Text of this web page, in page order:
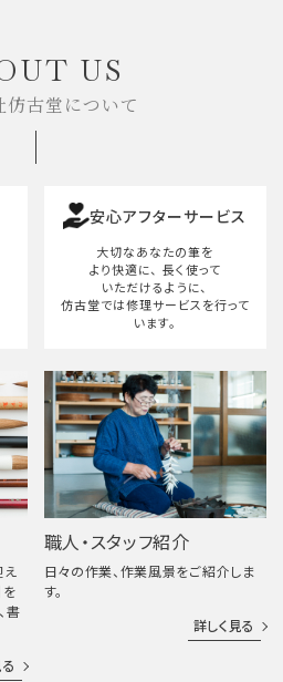
検索する
US
仿古堂について
安心アフターサービス
大切なあなたの筆を
より快適に、 長く使って
いただけるように、
仿古堂では修理サービスを行って
います。
え
を
書
職人・スタッフ紹介
日々の作業、作業風景をご紹介しま
す。
詳しく見る